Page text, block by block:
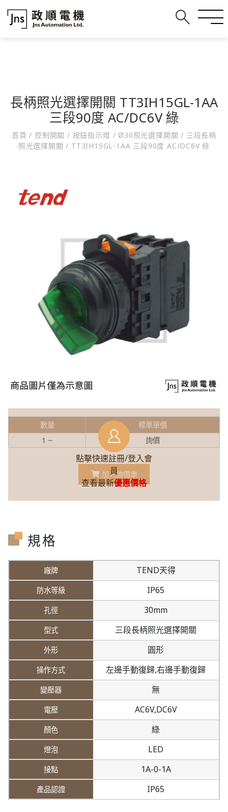
長柄照光選擇開關 TT3IH15GL-1AA
三段90度 AC/DC6V 綠
首頁/ 控制開關/ 按鈕指示燈 / Ø30照光選擇開關/ 三段長柄
照光選擇開關/ TT3IH15GL-1AA 三段90度 AC/DC6V 綠
點擊快速註冊/登入會
員
查看最新優惠價格
數量
標準單價
1 ~
詢價
加入詢價車
規格
TEND天得
IP65
30mm
三段長柄照光選擇開關
圓形
左邊手動復歸,右邊手動復歸
無
AC6V,DC6V
綠
LED
1A-0-1A
IP65